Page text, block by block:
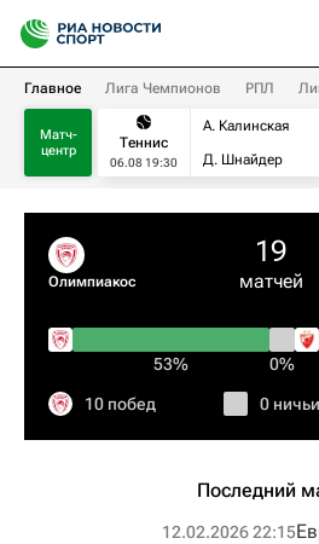
Главное Лига Чемпионов РПЛ
Матч-
центр
Теннис
06.08 19:30
А. Калинская
Д. Шнайдер
Олимпиакос
19
матчей
53% 0%
10 побед 0
Последний
12.02.2026 22:15